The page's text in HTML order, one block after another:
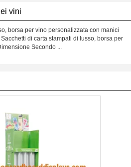
vini
borsa per vino personalizzata con manici
di carta stampati di lusso, borsa per
Secondo ...